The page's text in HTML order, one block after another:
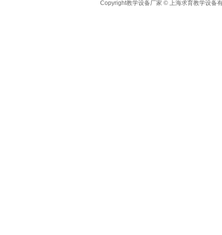
Copyright教学设备厂家 © 上海求育教学设备